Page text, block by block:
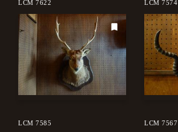
LCM 7622 LCM 7574
LCM 7585 LCM 7567